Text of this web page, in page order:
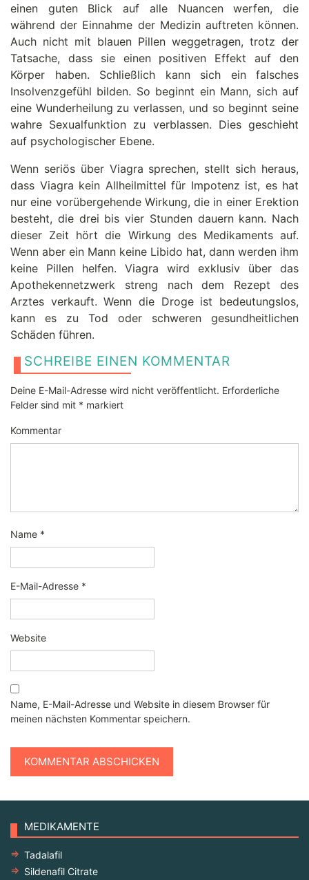
einen guten Blick auf alle Nuancen werfen, die
während der Einnahme der Medizin auftreten können.
Auch nicht mit blauen Pillen weggetragen, trotz der
Tatsache, dass sie einen positiven Effekt auf den
Körper haben. Schließlich kann sich ein falsches
Insolvenzgefühl bilden. So beginnt ein Mann, sich auf
eine Wunderheilung zu verlassen, und so beginnt seine
wahre Sexualfunktion zu verblassen. Dies geschieht
auf psychologischer Ebene.
Wenn seriös über Viagra sprechen, stellt sich heraus,
dass Viagra kein Allheilmittel für Impotenz ist, es hat
nur eine vorübergehende Wirkung, die in einer Erektion
besteht, die drei bis vier Stunden dauern kann. Nach
dieser Zeit hört die Wirkung des Medikaments auf.
Wenn aber ein Mann keine Libido hat, dann werden ihm
keine Pillen helfen. Viagra wird exklusiv über das
Apothekennetzwerk streng nach dem Rezept des
Arztes verkauft. Wenn die Droge ist bedeutungslos,
kann es zu Tod oder schweren gesundheitlichen
Schäden führen.
SCHREIBE EINEN KOMMENTAR
Deine E-Mail-Adresse wird nicht veröffentlicht. Erforderliche
Felder sind mit * markiert
Kommentar
Name *
E-Mail-Adresse *
Website
Name, E-Mail-Adresse und Website in diesem Browser für
meinen nächsten Kommentar speichern.
MEDIKAMENTE
Tadalafil
Sildenafil Citrate